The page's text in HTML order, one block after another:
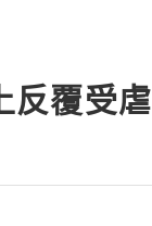
反覆受虐